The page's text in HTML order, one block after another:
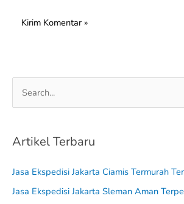
a
iArtikel Terbaru
Jasa Ekspedisi Jakarta Ciamis Termurah
Jasa Ekspedisi Jakarta Sleman Aman